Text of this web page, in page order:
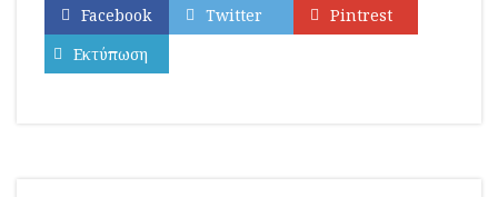
Facebook Twitter
Pintrest
Εκτύπωση